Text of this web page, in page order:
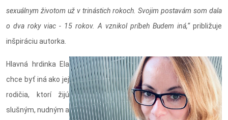
sexuálnym životom už v trinástich rokoch. Svojim postavám som dala
o dva roky viac - 15 rokov. A vznikol príbeh Budem iná,“približuje
inšpiráciu autorka.
Hlavná hrdinka Ela
chce byť iná ako jej
rodičia, ktorí žijú
slušným, nudným a